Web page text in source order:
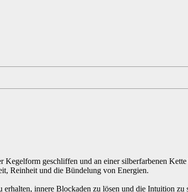
Kegelform geschliffen und an einer silberfarbenen Kette
Reinheit und die Bündelung von Energien.
innere Blockaden zu lösen und die Intuition zu